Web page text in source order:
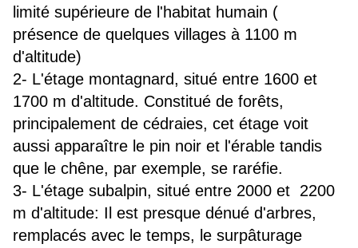
limité supérieure de l'habitat humain (
présence de quelques villages à 1100 m
d'altitude)
2- L'étage montagnard, situé entre 1600 et
1700 m d'altitude. Constitué de forêts,
principalement de cédraies, cet étage voit
aussi apparaître le pin noir et l'érable tandis
que le chêne, par exemple, se raréfie.
3- L'étage subalpin, situé entre 2000 et 2200
m d'altitude: Il est presque dénué d'arbres,
remplacés avec le temps, le surpâturage